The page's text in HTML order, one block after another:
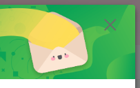
2026 čerpáme dovolenou.
odeslány v pondělí 11.08.
🌞
0 Kč